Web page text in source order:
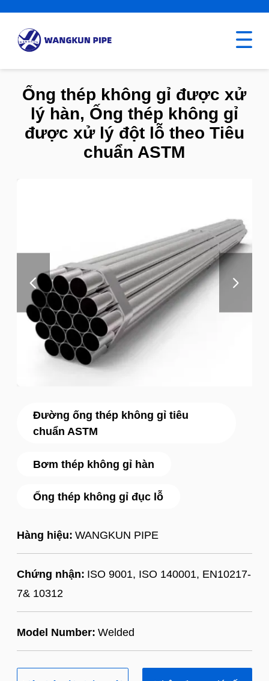
Đường ống thép không gỉ tiêu
chuẩn ASTM
Bơm thép không gỉ hàn
Ống thép không gỉ đục lỗ
Hàng hiệu: WANGKUN PIPE
Chứng nhận: ISO 9001, ISO 140001, EN10217-
7& 10312
Model Number: Welded
Ống thép không gỉ được xử
lý hàn, Ống thép không gỉ
được xử lý đột lỗ theo Tiêu
chuẩn ASTM